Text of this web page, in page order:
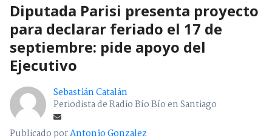
Diputada Parisi presenta proyecto
para declarar feriado el 17 de
septiembre: pide apoyo del
Ejecutivo
Sebastián Catalán
Periodista de Radio Bío Bío en Santiago
Publicado porAntonio Gonzalez